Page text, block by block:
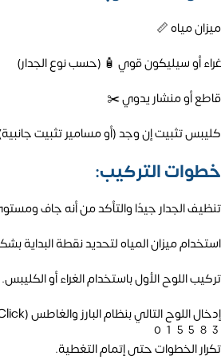
ميزان مياه 📏
غراء أو سيليكون قوي 🧴 (حسب نوع الجدار)
قاطع أو منشار يدوي ✂️
كليبس تثبيت إن وجد (أو مسامير تثبيت
خطوات التركيب:
تنظيف الجدار جيدًا والتأكد من أنه جاف
استخدام ميزان المياه لتحديد نقطة البداية
تركيب اللوح الأول باستخدام الغراء أو الكليبس.
إدخال اللوح التالي بنظام البارز والغاطس (Click) لتثبيت محكم.
تكرار الخطوات حتى إتمام التغطية.